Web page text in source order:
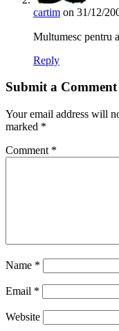
cartim on 31/12/
Multumesc pentru
Reply
Submit a Comment
Your email address will
marked *
Comment *
Name *
Email *
Website